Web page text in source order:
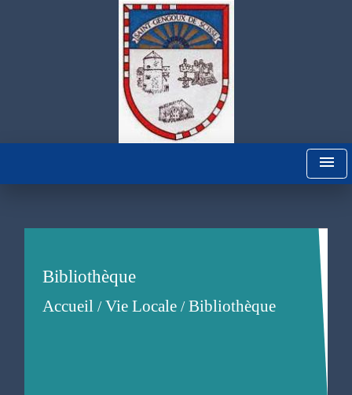
menu
Bibliothèque
Accueil/Vie Locale/Bibliothèque